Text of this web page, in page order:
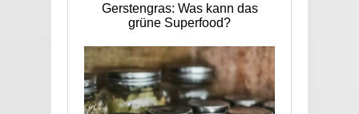
Gerstengras: Was kann das
grüne Superfood?